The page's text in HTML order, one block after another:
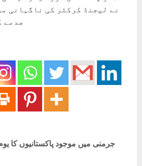
نے لیجنڈ کرکٹر کی ناگہانی
صدمے
جرمنی میں موجود پاکستانیوں کا